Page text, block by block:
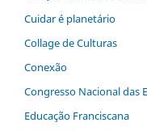
Cuidar é planetário
Collage de Culturas
Conexão
Congresso Nacional das
Educação Franciscana